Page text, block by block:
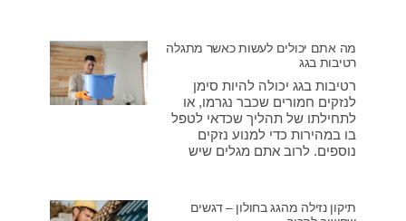
מה אתם יכולים לעשות כאשר מתגלה
רטיבות בגג
רטיבות בגג יכולה להיות סימן
לנזקים חמורים שכבר נגרמו, או
לתחילתו של תהליך שכדאי לטפל
בו במהירות כדי למנוע נזקים
נוספים. לרוב אתם מגלים שיש
תיקון נזילה מהגג בחולון – דגשים